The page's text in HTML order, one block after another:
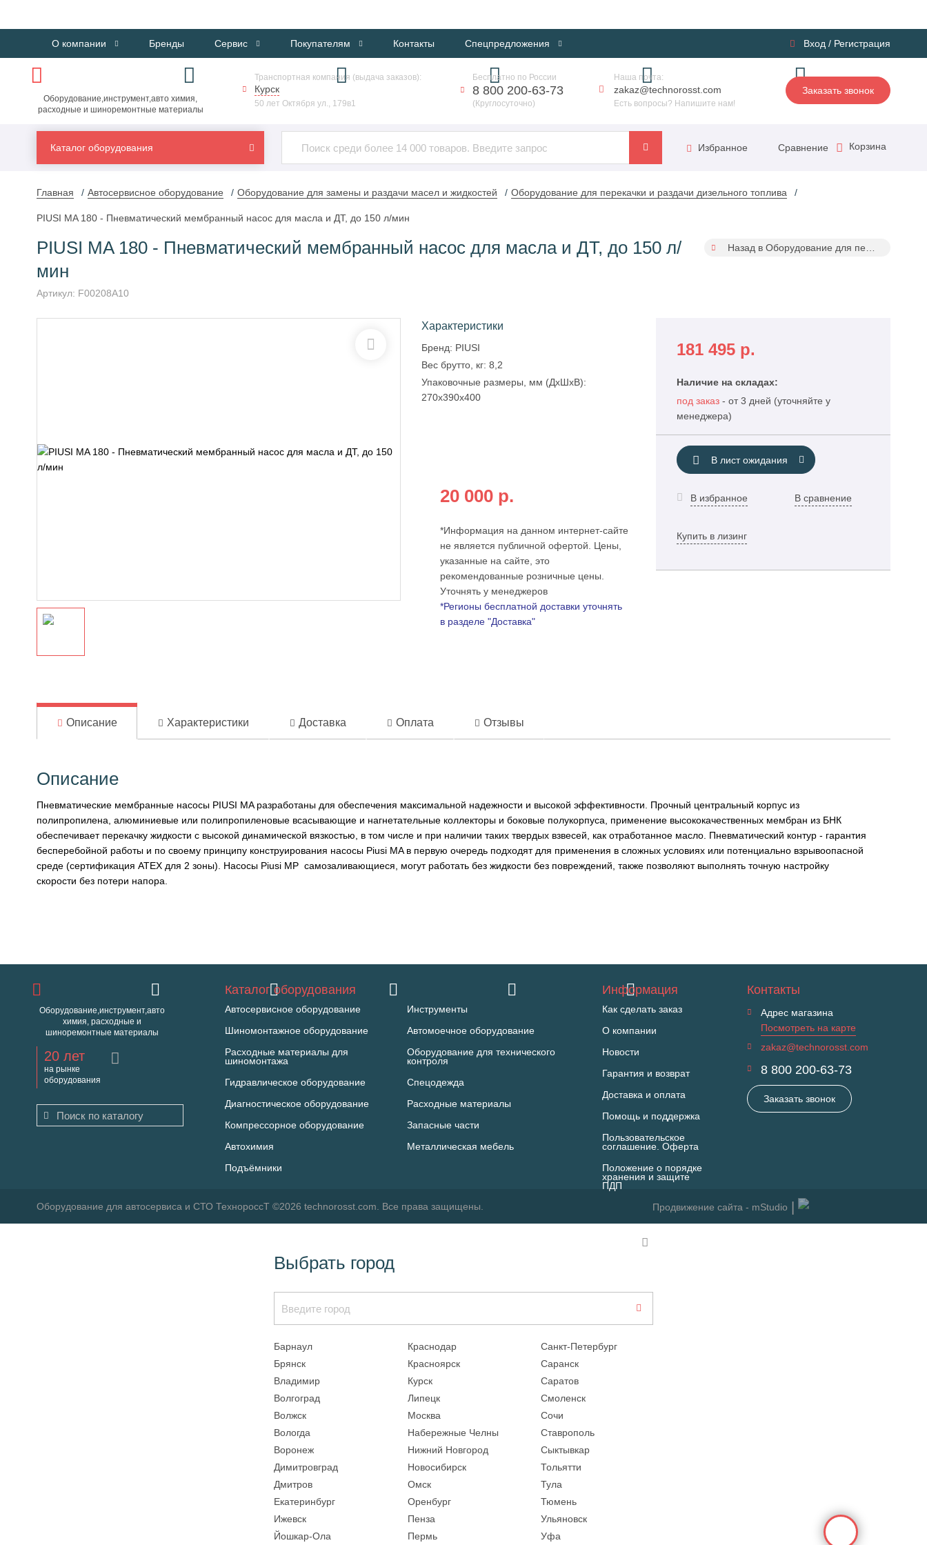
О компании Бренды Сервис Покупателям Контакты Спецпредложения Вход / Регистрация
Оборудование,инструмент,авто химия,
расходные и шиноремонтные материалы
Транспортная компания (выдача заказов):
Курск
50 лет Октября ул., 179в1
Бесплатно по России
8 800 200-63-73
(Круглосуточно)
Наша почта:
zakaz@technorosst.com
Есть вопросы? Напишите нам!
Заказать звонок
Каталог оборудования Избранное Сравнение Корзина
Главная Автосервисное оборудование Оборудование для замены и раздачи масел и жидкостей Оборудование для перекачки и раздачи дизельного топлива
PIUSI MA 180 - Пневматический мембранный насос для масла и ДТ, до 150 л/мин
PIUSI MA 180 - Пневматический мембранный насос для масла и ДТ, до 150 л/
мин
Назад в Оборудование для перекачки и раздачи дизельного топлива
Артикул: F00208A10
Характеристики
Бренд: PIUSI
Вес брутто, кг: 8,2
Упаковочные размеры, мм (ДхШхВ):
270x390x400
20 000 р.
*Информация на данном интернет-сайте
не является публичной офертой. Цены,
указанные на сайте, это
рекомендованные розничные цены.
Уточнять у менеджеров
*Регионы бесплатной доставки уточнять
в разделе "Доставка"
181 495 р.
Наличие на складах:
под заказ - от 3 дней (уточняйте у
менеджера)
В лист ожидания
В избранное В сравнение
Купить в лизинг
Описание Характеристики Доставка Оплата Отзывы
Описание
Пневматические мембранные насосы PIUSI MA разработаны для обеспечения максимальной надежности и высокой эффективности. Прочный центральный корпус из
полипропилена, алюминиевые или полипропиленовые всасывающие и нагнетательные коллекторы и боковые полукорпуса, применение высококачественных мембран из БНК
обеспечивает перекачку жидкости с высокой динамической вязкостью, в том числе и при наличии таких твердых взвесей, как отработанное масло. Пневматический контур - гарантия
бесперебойной работы и по своему принципу конструирования насосы Piusi MA в первую очередь подходят для применения в сложных условиях или потенциально взрывоопасной
среде (сертификация ATEX для 2 зоны). Насосы Piusi MP самозаливающиеся, могут работать без жидкости без повреждений, также позволяют выполнять точную настройку
скорости без потери напора.
Оборудование,инструмент,авто
химия, расходные и
шиноремонтные материалы
20 лет
на рынке
оборудования
Каталог оборудования
Автосервисное оборудование
Шиномонтажное оборудование
Расходные материалы для
шиномонтажа
Гидравлическое оборудование
Диагностическое оборудование
Компрессорное оборудование
Автохимия
Подъёмники
Инструменты
Автомоечное оборудование
Оборудование для технического
контроля
Спецодежда
Расходные материалы
Запасные части
Металлическая мебель
Информация
Как сделать заказ
О компании
Новости
Гарантия и возврат
Доставка и оплата
Помощь и поддержка
Пользовательское
соглашение. Оферта
Положение о порядке
хранения и защите
ПДП
Контакты
Адрес магазина
Посмотреть на карте
zakaz@technorosst.com
8 800 200-63-73
Заказать звонок
Оборудование для автосервиса и СТО ТехнороссТ ©2026 technorosst.com. Все права защищены. Продвижение сайта - mStudio
Выбрать город
Барнаул
Брянск
Владимир
Волгоград
Волжск
Вологда
Воронеж
Димитровград
Дмитров
Екатеринбург
Ижевск
Йошкар-Ола
Краснодар
Красноярск
Курск
Липецк
Москва
Набережные Челны
Нижний Новгород
Новосибирск
Омск
Оренбург
Пенза
Пермь
Санкт-Петербург
Саранск
Саратов
Смоленск
Сочи
Ставрополь
Сыктывкар
Тольятти
Тула
Тюмень
Ульяновск
Уфа